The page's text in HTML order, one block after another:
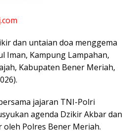
dan untaian doa menggema
Iman, Kampung Lampahan,
Kabupaten Bener Meriah,
jajaran TNI-Polri
agenda Dzikir Akbar dan
oleh Polres Bener Meriah.